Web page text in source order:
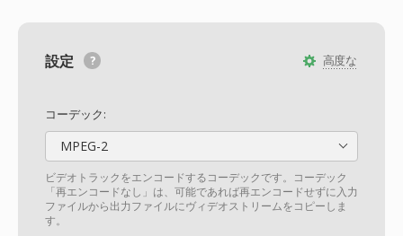
高度な
設定
コーデック:
MPEG-2
ビデオトラックをエンコードするコーデックです。コーデック
「再エンコードなし」は、可能であれば再エンコードせずに入力
ファイルから出力ファイルにヴィデオストリームをコピーしま
す。